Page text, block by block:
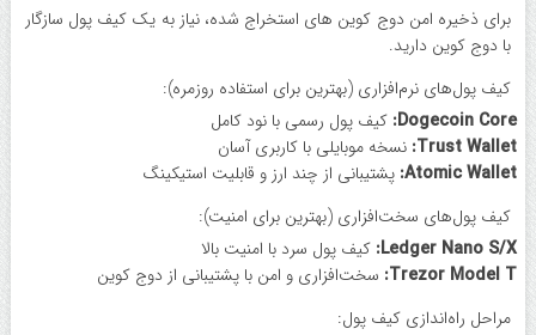
برای ذخیره امن دوج ‌کوین های استخراج شده، نیاز به یک کیف پول سازگار
با دوج ‌کوین دارید.
کیف پول‌های نرم‌افزاری (بهترین برای استفاده روزمره):
Dogecoin Core: کیف پول رسمی با نود کامل
Trust Wallet: نسخه موبایلی با کاربری آسان
Atomic Wallet: پشتیبانی از چند ارز و قابلیت استیکینگ
کیف پول‌های سخت‌افزاری (بهترین برای امنیت):
Ledger Nano S/X: کیف پول سرد با امنیت بالا
Trezor Model T: سخت‌افزاری و امن با پشتیبانی از دوج ‌کوین
مراحل راه‌اندازی کیف پول: